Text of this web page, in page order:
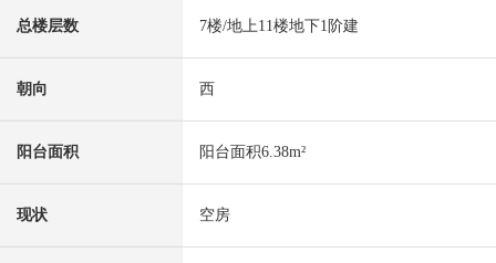
总楼层数 7楼/地上11楼地下1阶建
朝向 西
阳台面积 阳台面积6.38m²
现状 空房